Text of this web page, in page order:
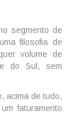
segmento de
filosofia de
volume de
do Sul, sem
acima de tudo,
faturamento